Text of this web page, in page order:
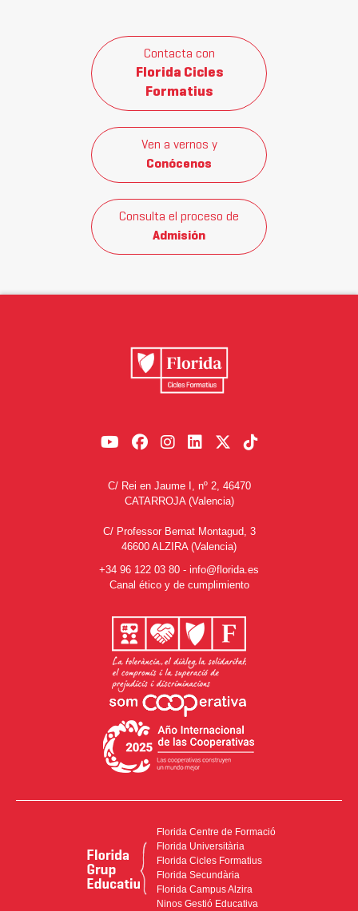
Contacta con
Florida Cicles
Formatius
Ven a vernos y
Conócenos
Consulta el proceso de
Admisión
C/ Rei en Jaume I, nº 2, 46470
CATARROJA (Valencia)
C/ Professor Bernat Montagud, 3
46600 ALZIRA (Valencia)
+34 96 122 03 80 - info@florida.es
Canal ético y de cumplimiento
Florida Centre de Formació
Florida Universitària
Florida Cicles Formatius
Florida Secundària
Florida Campus Alzira
Ninos Gestió Educativa